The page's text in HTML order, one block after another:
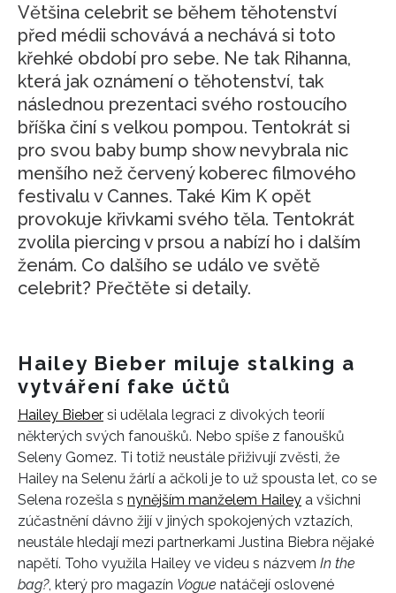
Většina celebrit se během těhotenství
před médii schovává a nechává si toto
křehké období pro sebe. Ne tak Rihanna,
která jak oznámení o těhotenství, tak
následnou prezentaci svého rostoucího
bříška činí s velkou pompou. Tentokrát si
pro svou baby bump show nevybrala nic
menšího než červený koberec filmového
festivalu v Cannes. Také Kim K opět
provokuje křivkami svého těla. Tentokrát
zvolila piercing v prsou a nabízí ho i dalším
ženám. Co dalšího se událo ve světě
celebrit? Přečtěte si detaily.
Hailey Bieber miluje stalking a
vytváření fake účtů
Hailey Bieber si udělala legraci z divokých teorií
některých svých fanoušků. Nebo spíše z fanoušků
Seleny Gomez. Ti totiž neustále přiživují zvěsti, že
Hailey na Selenu žárlí a ačkoli je to už spousta let, co se
Selena rozešla s nynějším manželem Hailey a všichni
zúčastnění dávno žijí v jiných spokojených vztazích,
neustále hledají mezi partnerkami Justina Biebra nějaké
napětí. Toho využila Hailey ve videu s názvem In the
bag?, který pro magazín Vogue natáčejí oslovené